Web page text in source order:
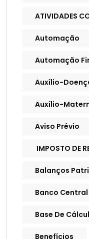
ATIVIDADES
Automação
Automação
Auxílio-
Auxílio-
Aviso Prévio
IMPOSTO DE
Balanços
Banco Central
Base De
Benefícios